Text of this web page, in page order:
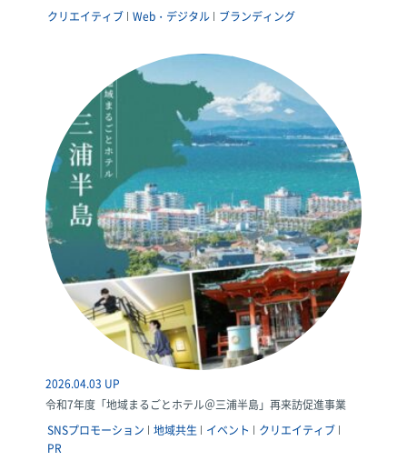
クリエイティブ Web・デジタル ブランディング
2026.04.03 UP
令和7年度「地域まるごとホテル＠三浦半島」再来訪促進事業
SNSプロモーション
地域共生 イベント
クリエイティブ
PR